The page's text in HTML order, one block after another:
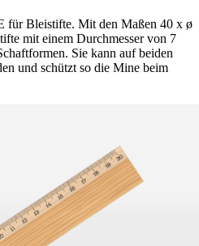
für Bleistifte. Mit den Maßen 40 x ø
mit einem Durchmesser von 7
Sie kann auf beiden
und schützt so die Mine beim